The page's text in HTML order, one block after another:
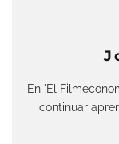
En 'El
continuar